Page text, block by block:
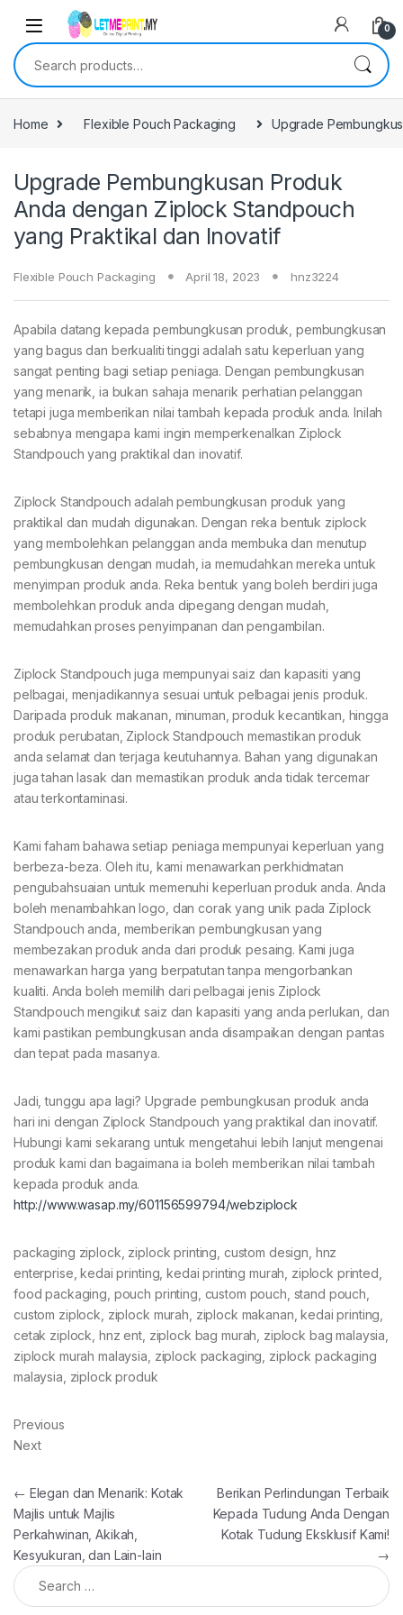
0
Search for:
Home Flexible Pouch Packaging Upgrade
Upgrade Pembungkusan Produk
Anda dengan Ziplock Standpouch
yang Praktikal dan Inovatif
Flexible Pouch Packaging April 18, 2023 hnz3224
Apabila datang kepada pembungkusan produk, pembungkusan
yang bagus dan berkualiti tinggi adalah satu keperluan yang
sangat penting bagi setiap peniaga. Dengan pembungkusan
yang menarik, ia bukan sahaja menarik perhatian pelanggan
tetapi juga memberikan nilai tambah kepada produk anda. Inilah
sebabnya mengapa kami ingin memperkenalkan Ziplock
Standpouch yang praktikal dan inovatif.
Ziplock Standpouch adalah pembungkusan produk yang
praktikal dan mudah digunakan. Dengan reka bentuk ziplock
yang membolehkan pelanggan anda membuka dan menutup
pembungkusan dengan mudah, ia memudahkan mereka untuk
menyimpan produk anda. Reka bentuk yang boleh berdiri juga
membolehkan produk anda dipegang dengan mudah,
memudahkan proses penyimpanan dan pengambilan.
Ziplock Standpouch juga mempunyai saiz dan kapasiti yang
pelbagai, menjadikannya sesuai untuk pelbagai jenis produk.
Daripada produk makanan, minuman, produk kecantikan, hingga
produk perubatan, Ziplock Standpouch memastikan produk
anda selamat dan terjaga keutuhannya. Bahan yang digunakan
juga tahan lasak dan memastikan produk anda tidak tercemar
atau terkontaminasi.
Kami faham bahawa setiap peniaga mempunyai keperluan yang
berbeza-beza. Oleh itu, kami menawarkan perkhidmatan
pengubahsuaian untuk memenuhi keperluan produk anda. Anda
boleh menambahkan logo, dan corak yang unik pada Ziplock
Standpouch anda, memberikan pembungkusan yang
membezakan produk anda dari produk pesaing. Kami juga
menawarkan harga yang berpatutan tanpa mengorbankan
kualiti. Anda boleh memilih dari pelbagai jenis Ziplock
Standpouch mengikut saiz dan kapasiti yang anda perlukan, dan
kami pastikan pembungkusan anda disampaikan dengan pantas
dan tepat pada masanya.
Jadi, tunggu apa lagi? Upgrade pembungkusan produk anda
hari ini dengan Ziplock Standpouch yang praktikal dan inovatif.
Hubungi kami sekarang untuk mengetahui lebih lanjut mengenai
produk kami dan bagaimana ia boleh memberikan nilai tambah
kepada produk anda.
http://www.wasap.my/601156599794/webziplock
packaging ziplock, ziplock printing, custom design, hnz
enterprise, kedai printing, kedai printing murah, ziplock printed,
food packaging, pouch printing, custom pouch, stand pouch,
custom ziplock, ziplock murah, ziplock makanan, kedai printing,
cetak ziplock, hnz ent, ziplock bag murah, ziplock bag malaysia,
ziplock murah malaysia, ziplock packaging, ziplock packaging
malaysia, ziplock produk
Previous
Next
Post navigation
← Elegan dan Menarik: Kotak
Majlis untuk Majlis
Perkahwinan, Akikah,
Kesyukuran, dan Lain-lain
Berikan Perlindungan Terbaik
Kepada Tudung Anda Dengan
Kotak Tudung Eksklusif Kami!
→
Search for: